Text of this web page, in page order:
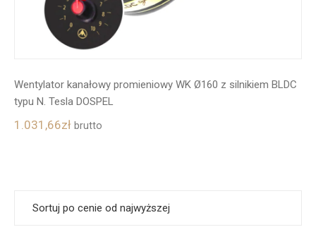
Wentylator kanałowy promieniowy WK Ø160 z silnikiem BLDC
typu N. Tesla DOSPEL
1.031,66zł brutto